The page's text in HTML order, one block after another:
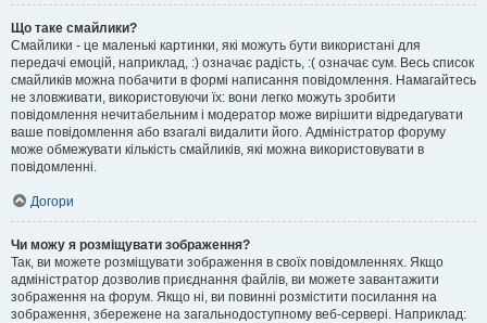
Що таке смайлики?
Смайлики - це маленькі картинки, які можуть бути використані для
передачі емоцій, наприклад, :) означає радість, :( означає сум. Весь список
смайликів можна побачити в формі написання повідомлення. Намагайтесь
не зловживати, використовуючи їх: вони легко можуть зробити
повідомлення нечитабельним і модератор може вирішити відредагувати
ваше повідомлення або взагалі видалити його. Адміністратор форуму
може обмежувати кількість смайликів, які можна використовувати в
повідомленні.
Догори
Чи можу я розміщувати зображення?
Так, ви можете розміщувати зображення в своїх повідомленнях. Якщо
адміністратор дозволив приєднання файлів, ви можете завантажити
зображення на форум. Якщо ні, ви повинні розмістити посилання на
зображення, збережене на загальнодоступному веб-сервері. Наприклад: